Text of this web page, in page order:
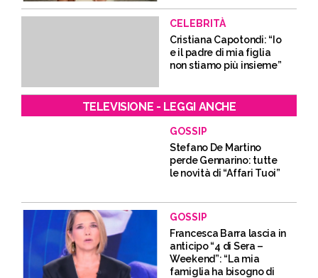
CELEBRITÀ
Cristiana Capotondi: “Io
e il padre di mia figlia
non stiamo più insieme”
TELEVISIONE - LEGGI ANCHE
GOSSIP
Stefano De Martino
perde Gennarino: tutte
le novità di “Affari Tuoi”
GOSSIP
Francesca Barra lascia in
anticipo “4 di Sera –
Weekend”: “La mia
famiglia ha bisogno di